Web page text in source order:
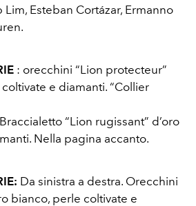
Esteban Cortázar, Ermanno
: orecchini “Lion protecteur”
e diamanti. “Collier
“Lion rugissant” d’oro
Nella pagina accanto.
Da sinistra a destra. Orecchini
bianco, perle coltivate e